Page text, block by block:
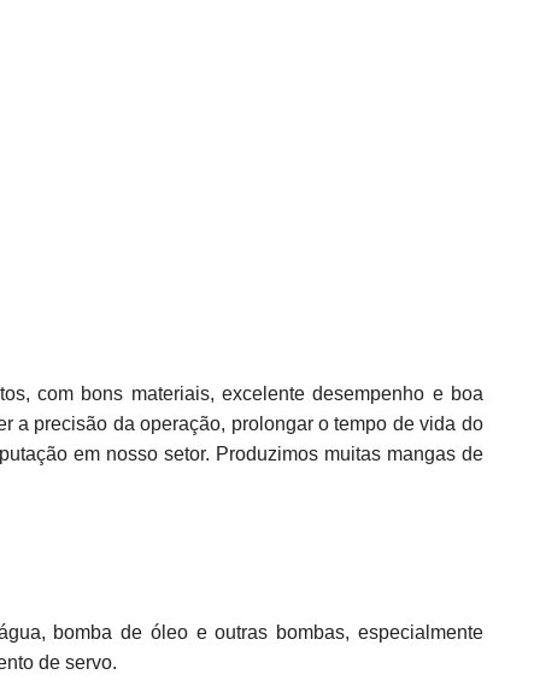
com bons materiais, excelente desempenho e boa
a precisão da operação, prolongar o tempo de vida do
em nosso setor. Produzimos muitas mangas de
bomba de óleo e outras bombas, especialmente
de servo.